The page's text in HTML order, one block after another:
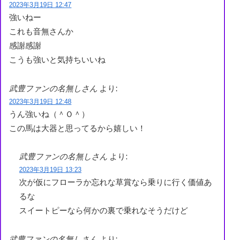
2023年3月19日 12:47
強いねー
これも音無さんか
感謝感謝
こうも強いと気持ちいいね
武豊ファンの名無しさん より:
2023年3月19日 12:48
うん強いね（＾Ｏ＾）
この馬は大器と思ってるから嬉しい！
武豊ファンの名無しさん より:
2023年3月19日 13:23
次が仮にフローラか忘れな草賞なら乗りに行く価値あ
るな
スイートピーなら何かの裏で乗れなそうだけど